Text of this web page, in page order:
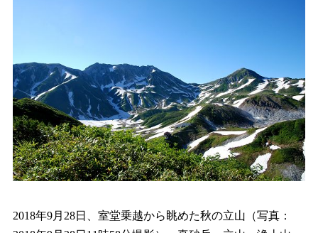
2018年9月28日、室堂乗越から眺めた秋の立山（写真：